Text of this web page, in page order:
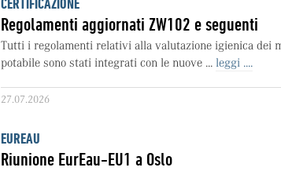
CERTIFICAZIONE
Regolamenti aggiornati ZW102 e seguenti
Tutti i regolamenti relativi alla valutazione igienica dei
potabile sono stati integrati con le nuove ... leggi ....
27.07.2026
EUREAU
Riunione EurEau-EU1 a Oslo